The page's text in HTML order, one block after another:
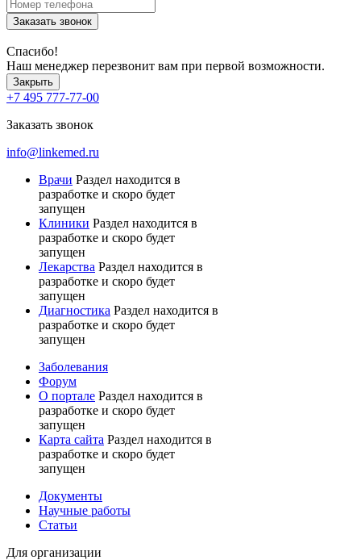
Заказать звонок
Спасибо!
Наш менеджер перезвонит вам при первой возможности.
Закрыть
+7 495 777-77-00
Заказать звонок
info@linkemed.ru
Врачи Раздел находится в
разработке и скоро будет
запущен
Клиники Раздел находится в
разработке и скоро будет
запущен
Лекарства Раздел находится в
разработке и скоро будет
запущен
Диагностика Раздел находится в
разработке и скоро будет
запущен
Заболевания
Форум
О портале Раздел находится в
разработке и скоро будет
запущен
Карта сайта Раздел находится в
разработке и скоро будет
запущен
Документы
Научные работы
Статьи
Для организации